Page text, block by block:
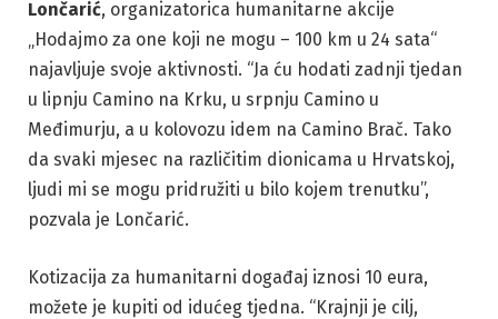
Lončarić, organizatorica humanitarne akcije
„Hodajmo za one koji ne mogu – 100 km u 24 sata“
najavljuje svoje aktivnosti. “Ja ću hodati zadnji tjedan
u lipnju Camino na Krku, u srpnju Camino u
Međimurju, a u kolovozu idem na Camino Brač. Tako
da svaki mjesec na različitim dionicama u Hrvatskoj,
ljudi mi se mogu pridružiti u bilo kojem trenutku”,
pozvala je Lončarić.
Kotizacija za humanitarni događaj iznosi 10 eura,
možete je kupiti od idućeg tjedna. “Krajnji je cilj,